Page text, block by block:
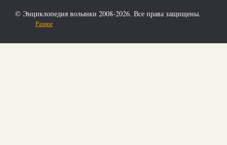
© Энциклопедия волынки 2008-2026. Все права защищены.
Разное